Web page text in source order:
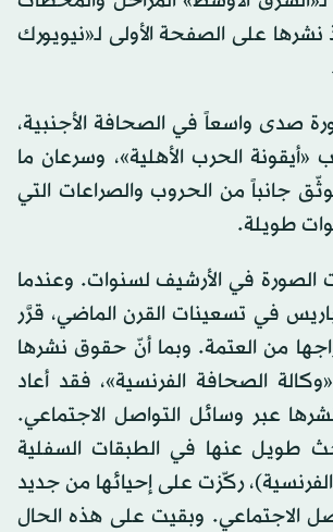
على الصفحة الأولى لـ«نيويورك
صدى واسعاً في الصحافة الأجنبية،
الحرب الأهلية»، وسرعان ما
جانباً من الحروب والصراعات التي
طويلة.
الصورة في الأرشيف لسنوات. وعندما
في تسعينات القرن الماضي، قرَّر
من العتمة. وبما أنّ حقوق نشرها
الصحافة الفرنسية»، فقد أعاد
عبر وسائل التواصل الاجتماعي.
طويل عنها في الطبقات السفلية
ركّزت على إحيائها من جديد
الاجتماعي. وبقيت على هذه الحال